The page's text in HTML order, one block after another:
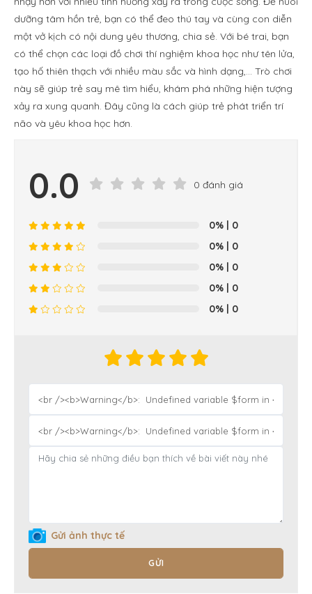
dưỡng tâm hồn trẻ, bạn có thể đeo thú tay và cùng con diễn
một vở kịch có nội dung yêu thương, chia sẻ. Với bé trai, bạn
có thể chọn các loại đồ chơi thí nghiệm khoa học như tên lửa,
tạo hố thiên thạch với nhiều màu sắc và hình dạng,… Trò chơi
này sẽ giúp trẻ say mê tìm hiểu, khám phá những hiện tượng
xảy ra xung quanh. Đây cũng là cách giúp trẻ phát triển trí
não và yêu khoa học hơn.
0.0 0 đánh giá
0% | 0
0% | 0
0% | 0
0% | 0
0% | 0
Gửi ảnh thực tế
GỬI